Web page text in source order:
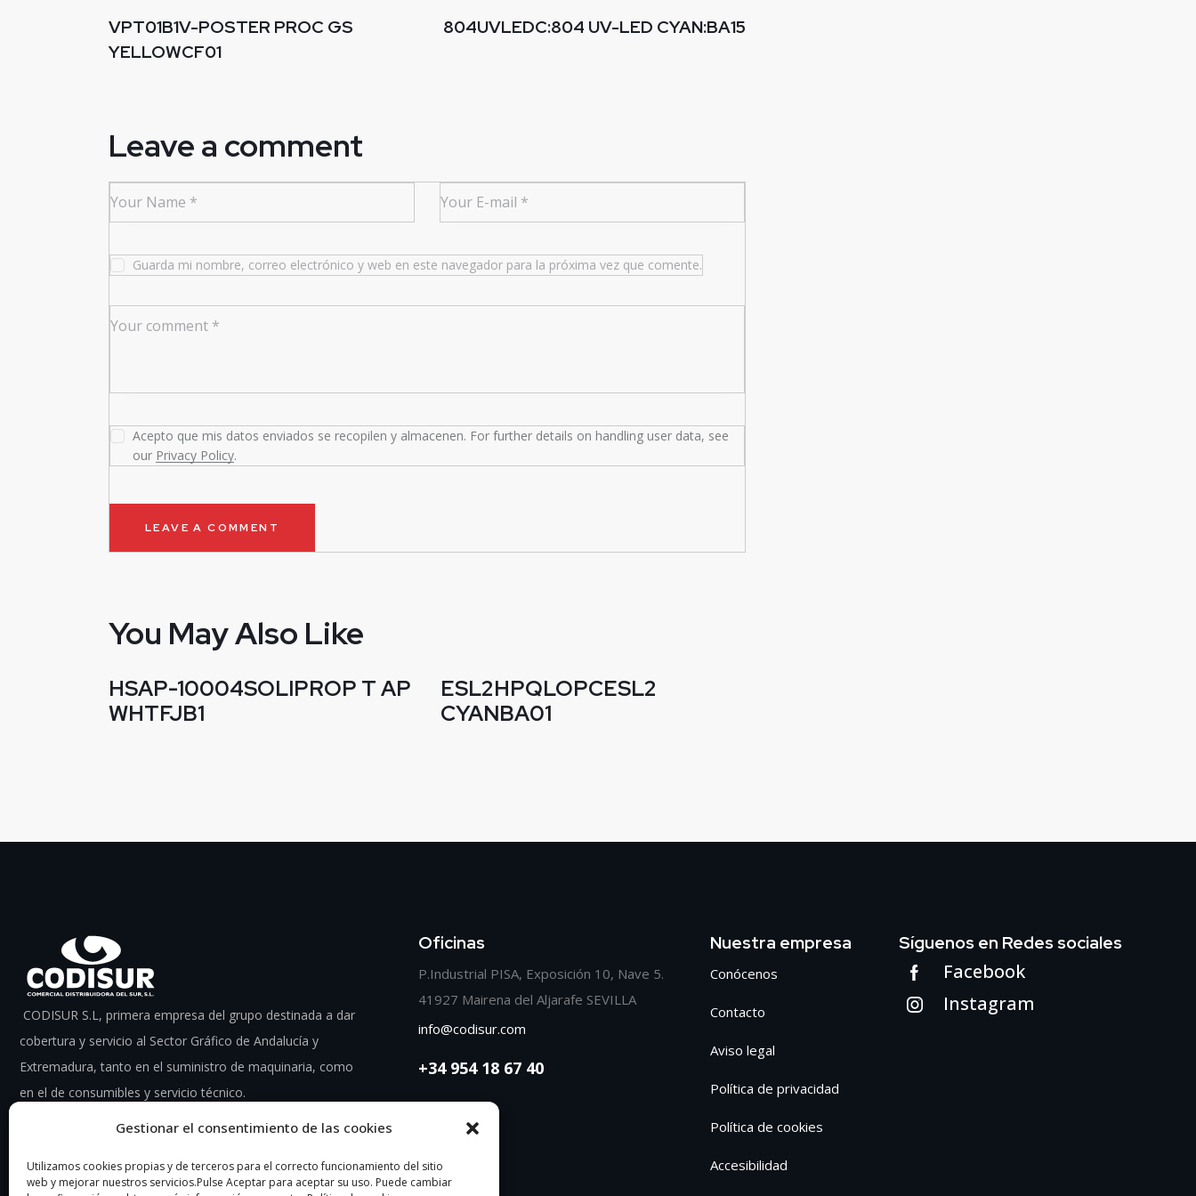
Gestionar el consentimiento de las cookies
Utilizamos cookies propias y de terceros para el correcto funcionamiento del sitio
web y mejorar nuestros servicios.Pulse Aceptar para aceptar su uso. Puede cambiar
VPT01B1V-POSTER PROC GS
YELLOWCF01
804UVLEDC:804 UV-LED CYAN:BA15
Leave a comment
Guarda mi nombre, correo electrónico y web en este navegador para la próxima vez que comente.
Acepto que mis datos enviados se recopilen y almacenen. For further details on handling user data, see
our Privacy Policy.
You May Also Like
HSAP-10004SOLIPROP T AP
WHTFJB1
ESL2HPQLOPCESL2
CYANBA01
CODISUR S.L, primera empresa del grupo destinada a dar
cobertura y servicio al Sector Gráfico de Andalucía y
Extremadura, tanto en el suministro de maquinaria, como
en el de consumibles y servicio técnico.
Oficinas
P.Industrial PISA, Exposición 10, Nave 5.
41927 Mairena del Aljarafe SEVILLA
info@codisur.com
+34 954 18 67 40
Nuestra empresa
Conócenos
Contacto
Aviso legal
Política de privacidad
Política de cookies
Accesibilidad
Síguenos en Redes sociales
Facebook
Instagram